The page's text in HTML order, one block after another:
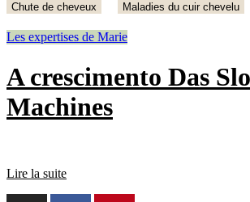
Chute de cheveux Maladies du cuir chevelu
Les expertises de Marie
A crescimento Das
Machines
Lire la suite